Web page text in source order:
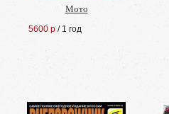
Мото
5600 р / 1 год